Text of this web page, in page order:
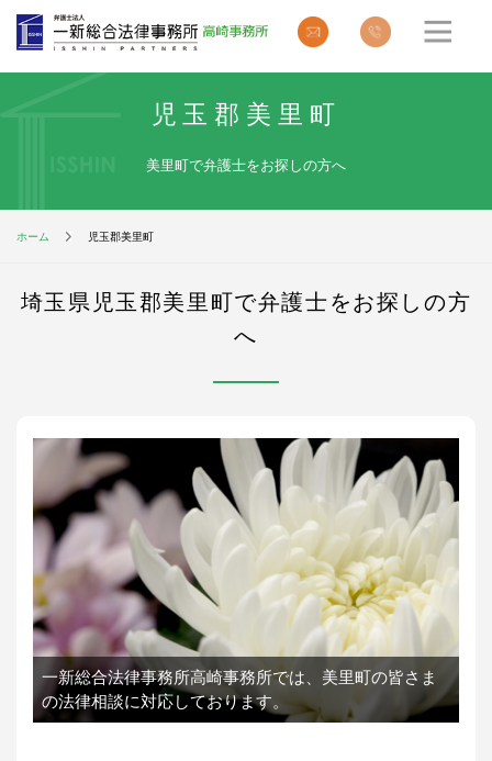
児玉郡美里町
美里町で弁護士をお探しの方へ
ホーム 児玉郡美里町
埼玉県児玉郡美里町で弁護士をお探しの方
へ
一新総合法律事務所高崎事務所では、 美里町の皆さま
の法律相談に対応しております。